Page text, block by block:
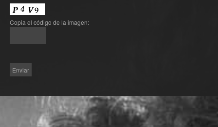
Copia el código de la imagen: